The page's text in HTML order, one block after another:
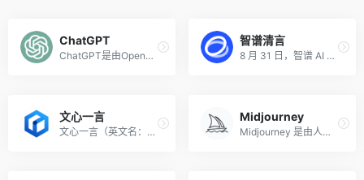
ChatGPT
ChatGPT是由OpenAI公司推出的火爆全球的聊天对话机器人，该AI聊天对话工具建立在OpenAI开发的GPT-4语言模型上，它可以执行各种自然语言处理（NPL）任务，如总结、分类、提问和回答，以及类似人类反应的错误纠正。
智谱清言
8 月 31 日，智谱 AI 正式上线首款生成式AI 助手 —— 「智谱清言」。该助手基于智谱 AI 自主研发的中英双语对话模型 ChatGLM2，经过万亿字符的文本与代码预训练，并采用有监督微调技术，以通用对话的形式为用户提供智能化服务。
文心一言
文心一言（英文名：ERNIE Bot）是百度研发的知识增强大语言模型，能够与人对话互动，回答问题，协助创作，高效便捷地帮助人们获取信息、知识和灵感。文心一言基于飞桨深度学习平台和文心知识增强大模型，持续从海量数据和大规模知识中融合学习，具备知识增强、检索增强和对话增强的技术特色。
Midjourney
Midjourney 是由人工智能研究实验室 Midjourney, Inc. 开发的AI图像生成工具，可以根据输入的文本提示生成图像。该程序于2022年7月12日进入公开测试阶段，用户可以通过 Discord 的机器人指令进行操作，创作出许多不同风格的图像作品。